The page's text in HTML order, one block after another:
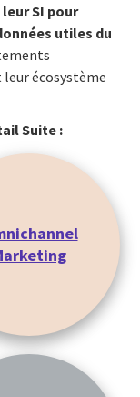
SI pour
utiles du
écosystème
Suite :